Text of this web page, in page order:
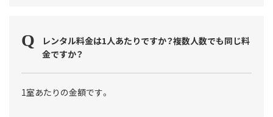
レンタル料金は1人あたりですか？複数人数でも同じ料
金ですか？
1室あたりの金額です。